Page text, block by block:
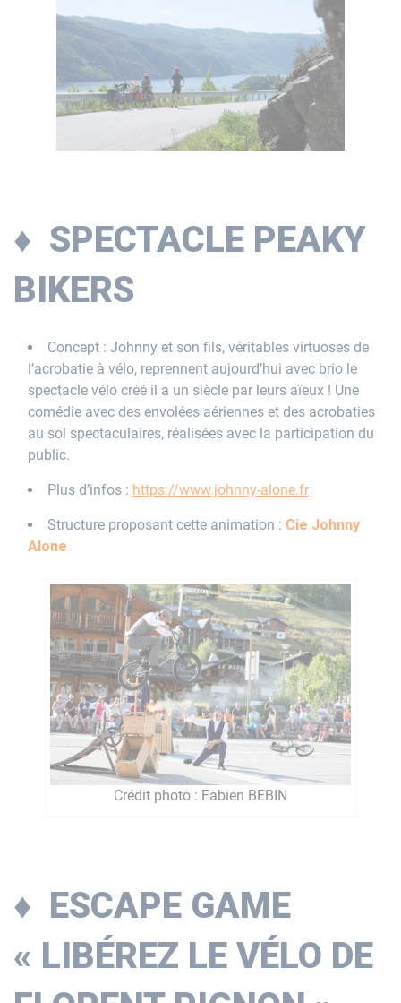
♦ SPECTACLE PEAKY
BIKERS
Concept : Johnny et son fils, véritables virtuoses de
l’acrobatie à vélo, reprennent aujourd’hui avec brio le
spectacle vélo créé il a un siècle par leurs aïeux ! Une
comédie avec des envolées aériennes et des acrobaties
au sol spectaculaires, réalisées avec la participation du
public.
Plus d’infos : https://www.johnny-alone.fr
Structure proposant cette animation : Cie Johnny
Alone
Crédit photo : Fabien BEBIN
♦ ESCAPE GAME
« LIBÉREZ LE VÉLO DE